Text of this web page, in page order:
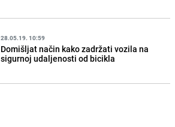
28.05.19. 10:59
Domišljat način kako zadržati vozila na
sigurnoj udaljenosti od bicikla